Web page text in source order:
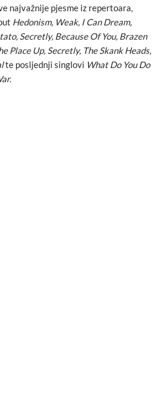
najvažnije pjesme iz repertoara,
Hedonism, Weak, I Can Dream,
Secretly, Because Of You, Brazen
Place Up, Secretly, The Skank Heads,
te posljednji singlovi What Do You Do